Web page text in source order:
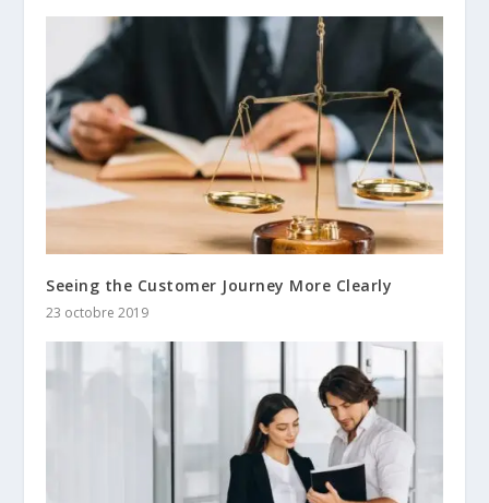
Seeing the Customer Journey More Clearly
23 octobre 2019